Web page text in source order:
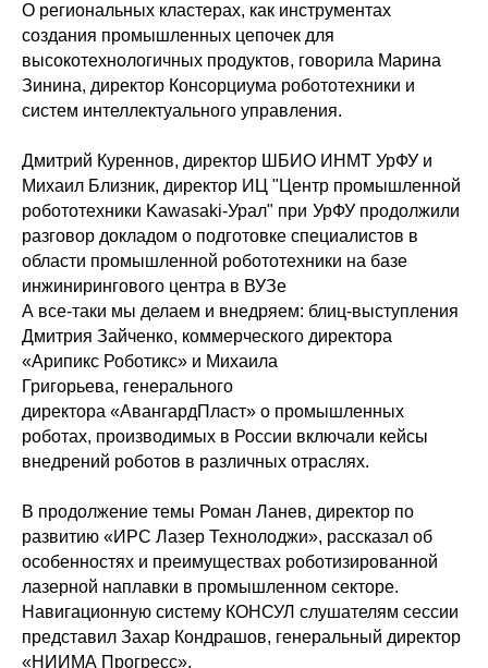
О региональных кластерах, как инструментах
создания промышленных цепочек для
высокотехнологичных продуктов, говорила Марина
Зинина, директор Консорциума робототехники и
систем интеллектуального управления.
Дмитрий Куреннов, директор ШБИО ИНМТ УрФУ и
Михаил Близник, директор ИЦ "Центр промышленной
робототехники Kawasaki-Урал" при УрФУ продолжили
разговор докладом о подготовке специалистов в
области промышленной робототехники на базе
инжинирингового центра в ВУЗе
А все-таки мы делаем и внедряем: блиц-выступления
Дмитрия Зайченко, коммерческого директора
«Арипикс Роботикс» и Михаила
Григорьева, генерального
директора «АвангардПласт» о промышленных
роботах, производимых в России включали кейсы
внедрений роботов в различных отраслях.
В продолжение темы Роман Ланев, директор по
развитию «ИРС Лазер Технолоджи», рассказал об
особенностях и преимуществах роботизированной
лазерной наплавки в промышленном секторе.
Навигационную систему КОНСУЛ слушателям сессии
представил Захар Кондрашов, генеральный директор
«НИИМА Прогресс».